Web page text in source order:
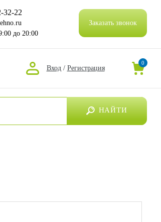
32-22
до 20:00
Заказать звонок
Вход / Регистрация
0
НАЙТИ